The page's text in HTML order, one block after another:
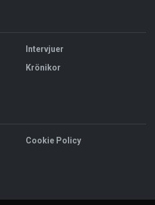
Intervjuer
Krönikor
Cookie Policy